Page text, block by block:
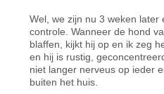
Wel, we zijn nu 3 weken later
controle. Wanneer de hond
blaffen, kijkt hij op en ik zeg
en hij is rustig,
niet langer nerveus op ieder
buiten het huis.